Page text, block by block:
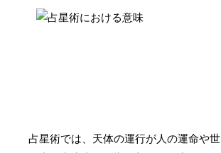
占星術では、天体の運行が人の運命や世